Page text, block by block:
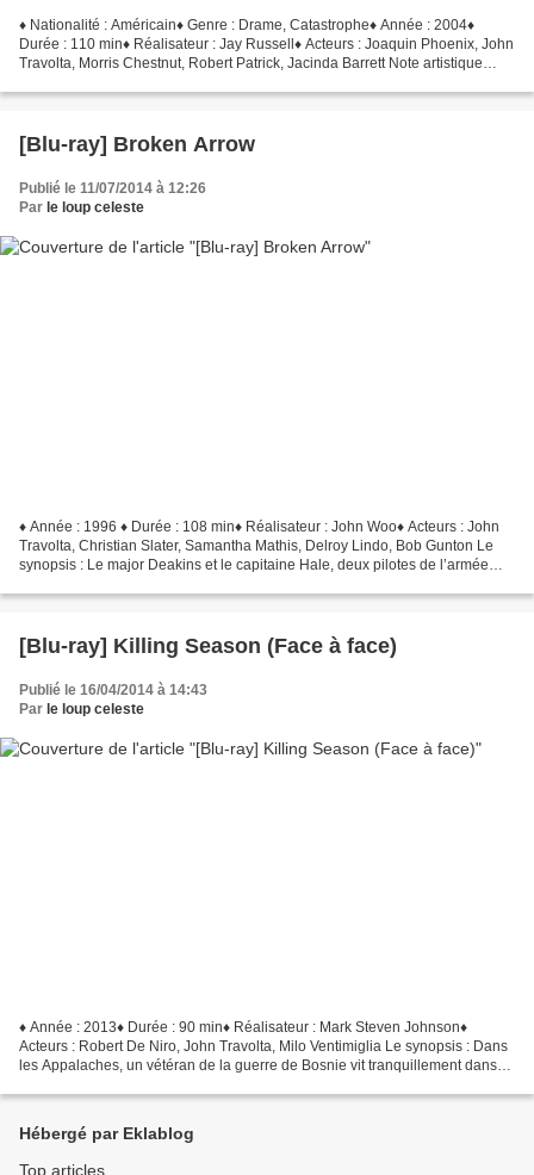
♦ Nationalité : Américain♦ Genre : Drame, Catastrophe♦ Année : 2004♦
Durée : 110 min♦ Réalisateur : Jay Russell♦ Acteurs : Joaquin Phoenix, John
Travolta, Morris Chestnut, Robert Patrick, Jacinda Barrett Note artistique
[Blu-ray] Broken Arrow
Publié le 11/07/2014 à 12:26
Par le loup celeste
♦ Année : 1996 ♦ Durée : 108 min♦ Réalisateur : John Woo♦ Acteurs : John
Travolta, Christian Slater, Samantha Mathis, Delroy Lindo, Bob Gunton Le
synopsis : Le major Deakins et le capitaine Hale, deux pilotes de l’armée
[Blu-ray] Killing Season (Face à face)
Publié le 16/04/2014 à 14:43
Par le loup celeste
♦ Année : 2013♦ Durée : 90 min♦ Réalisateur : Mark Steven Johnson♦
Acteurs : Robert De Niro, John Travolta, Milo Ventimiglia Le synopsis : Dans
les Appalaches, un vétéran de la guerre de Bosnie vit tranquillement dans
Hébergé par Eklablog
Top articles